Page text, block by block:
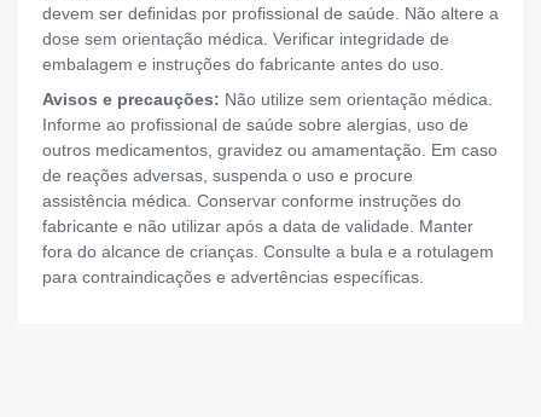
devem ser definidas por profissional de saúde. Não altere a
dose sem orientação médica. Verificar integridade de
embalagem e instruções do fabricante antes do uso.
Avisos e precauções: Não utilize sem orientação médica.
Informe ao profissional de saúde sobre alergias, uso de
outros medicamentos, gravidez ou amamentação. Em caso
de reações adversas, suspenda o uso e procure
assistência médica. Conservar conforme instruções do
fabricante e não utilizar após a data de validade. Manter
fora do alcance de crianças. Consulte a bula e a rotulagem
para contraindicações e advertências específicas.